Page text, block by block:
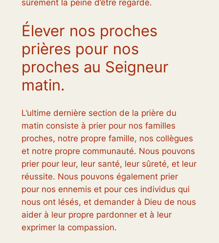
sûrement la peine d’être regardé.
Élever nos proches
prières pour nos
proches au Seigneur
matin.
L’ultime dernière section de la prière du
matin consiste à prier pour nos familles
proches, notre propre famille, nos collègues
et notre propre communauté. Nous pouvons
prier pour leur, leur santé, leur sûreté, et leur
réussite. Nous pouvons également prier
pour nos ennemis et pour ces individus qui
nous ont lésés, et demander à Dieu de nous
aider à leur propre pardonner et à leur
exprimer la compassion.